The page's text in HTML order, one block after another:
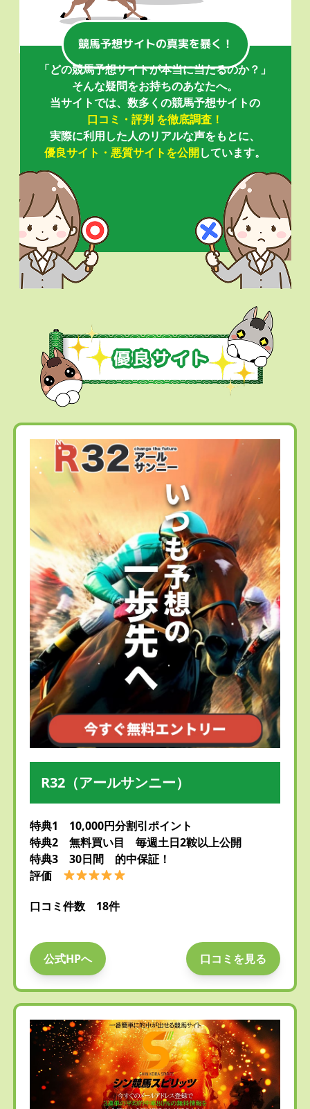
「どの競馬予想サイトが本当に当たるのか？」
そんな疑問をお持ちのあなたへ。
当サイトでは、数多くの競馬予想サイトの
口コミ・評判 を徹底調査！
実際に利用した人のリアルな声をもとに、
優良サイト・悪質サイトを公開しています。
R32（アールサンニー）
特典1 10,000円分割引ポイント
特典2 無料買い目 毎週土日2鞍以上公開
特典3 30日間 的中保証！
評価
口コミ件数 18件
公式HPへ 口コミを見る